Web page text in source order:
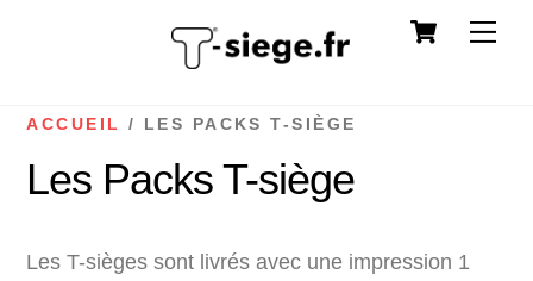
ACCUEIL / LES PACKS T-SIÈGE
Les Packs T-siège
Les T-sièges sont livrés avec une impression 1